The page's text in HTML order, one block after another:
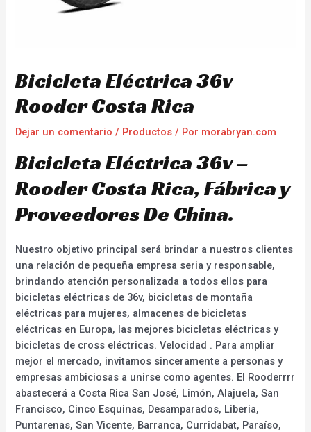
Bicicleta Eléctrica 36v
Rooder Costa Rica
Dejar un comentario / Productos / Por morabryan.com
Bicicleta Eléctrica 36v –
Rooder Costa Rica, Fábrica y
Proveedores De China.
Nuestro objetivo principal será brindar a nuestros clientes
una relación de pequeña empresa seria y responsable,
brindando atención personalizada a todos ellos para
bicicletas eléctricas de 36v, bicicletas de montaña
eléctricas para mujeres, almacenes de bicicletas
eléctricas en Europa, las mejores bicicletas eléctricas y
bicicletas de cross eléctricas. Velocidad . Para ampliar
mejor el mercado, invitamos sinceramente a personas y
empresas ambiciosas a unirse como agentes. El Rooderrrr
abastecerá a Costa Rica San José, Limón, Alajuela, San
Francisco, Cinco Esquinas, Desamparados, Liberia,
Puntarenas, San Vicente, Barranca, Curridabat, Paraíso,